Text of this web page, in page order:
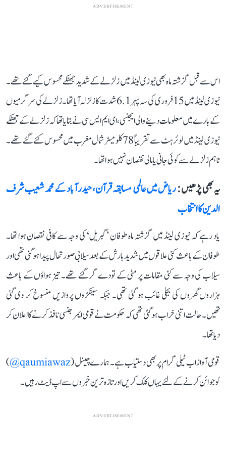
ADVERTISEMENT
اس سے قبل گزشتہ ماہ بھی نیوزی لینڈ میں زلزلے کے شدید جھٹکے محسوس کیے گئے تھے۔
نیوزی لینڈ میں 15 فروری کی سہ پہر 6.1 شدت کا زلزلہ آیا تھا۔ زلزلے کی سرگرمیوں
کے بارے میں معلومات دینے والی ایجنسی، ای ایم ایس سی نے بتایا تھا کہ زلزلے کے جھٹکے
نیوزی لینڈ میں لوئر ہٹ سے تقریباً 78 کلومیٹر شمال مغرب میں محسوس کئے گئے تھے۔
تاہم زلزلے سے کوئی جانی یا مالی نقصان نہیں ہوا تھا۔
یہ بھی پڑھیں :ریاض میں عالمی مسابقہ قرآن، حیدرآباد کے محمد شعیب شرف
الدین کا انتخاب
یاد رہے کہ نیوزی لینڈ میں گزشتہ ماہ طوفان ’گبریل‘ کی وجہ سے کافی نقصان ہوا تھا۔
طوفان کے باعث کئی علاقوں میں شدید بارش کے بعد سیلابی صورتحال پیدا ہو گئی تھی اور
سیلاب کی وجہ سے کئی مقامات پر مٹی کے تودے گر گئے تھے۔ تیز ہواؤں کے باعث
ہزاروں گھروں کی بجلی غائب ہو گئی تھی۔ جبکہ سینکڑوں پروازیں منسوخ کر دی گئی
تھیں۔ حالت اتنی خراب ہو گئی تھی کہ حکومت نے قومی ایمرجنسی نافذ کرنے کا اعلان کر
دیا تھا۔
قومی آواز اب ٹیلی گرام پر بھی دستیاب ہے۔ ہمارے چینل (qaumiawaz@
)
کو جوائن کرنے کے لئے یہاں کلک کریں اور تازہ ترین خبروں سے اپ ڈیٹ رہیں۔
ADVERTISEMENT